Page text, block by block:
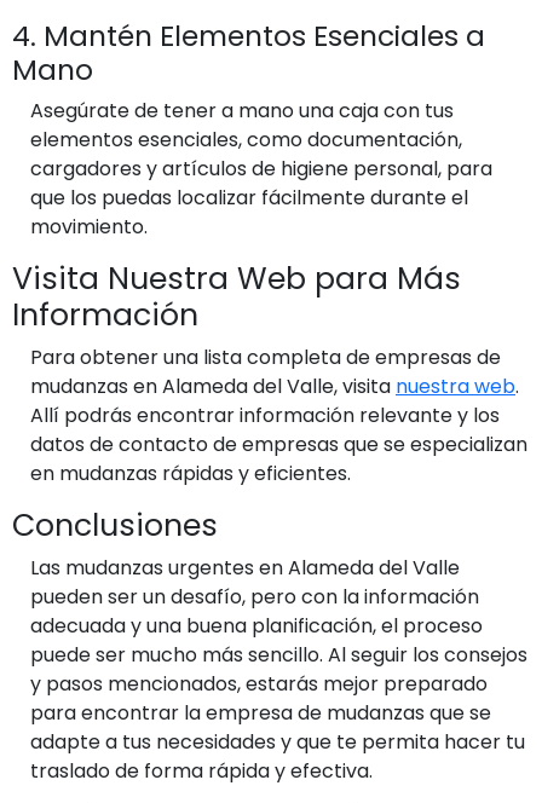
4. Mantén Elementos Esenciales a
Mano
Asegúrate de tener a mano una caja con tus
elementos esenciales, como documentación,
cargadores y artículos de higiene personal, para
que los puedas localizar fácilmente durante el
movimiento.
Visita Nuestra Web para Más
Información
Para obtener una lista completa de empresas de
mudanzas en Alameda del Valle, visita nuestra web.
Allí podrás encontrar información relevante y los
datos de contacto de empresas que se especializan
en mudanzas rápidas y eficientes.
Conclusiones
Las mudanzas urgentes en Alameda del Valle
pueden ser un desafío, pero con la información
adecuada y una buena planificación, el proceso
puede ser mucho más sencillo. Al seguir los consejos
y pasos mencionados, estarás mejor preparado
para encontrar la empresa de mudanzas que se
adapte a tus necesidades y que te permita hacer tu
traslado de forma rápida y efectiva.